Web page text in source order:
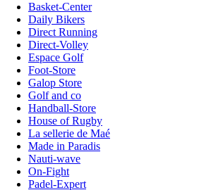
Basket-Center
Daily Bikers
Direct Running
Direct-Volley
Espace Golf
Foot-Store
Galop Store
Golf and co
Handball-Store
House of Rugby
La sellerie de Maé
Made in Paradis
Nauti-wave
On-Fight
Padel-Expert